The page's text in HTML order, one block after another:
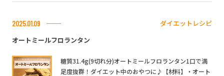
2025.01.09
ダイエットレシピ
オートミールフロランタン
糖質31.4g(9切れ分)オートミールフロランタン1口で満
足度抜群！ダイエット中のおやつに♪【材料】・オート